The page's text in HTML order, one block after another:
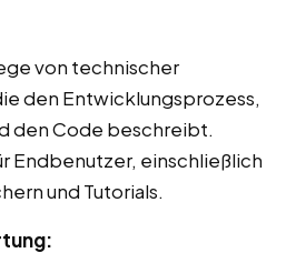
von technischer
den Entwicklungsprozess,
den Code beschreibt.
Endbenutzer, einschließlich
und Tutorials.